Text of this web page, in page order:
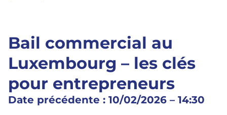
Bail commercial au
Luxembourg – les clés
pour entrepreneurs
Date précédente : 10/02/2026 – 14:30